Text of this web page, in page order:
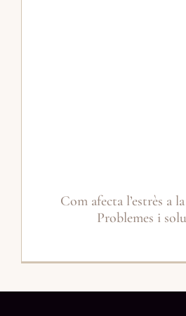
Com afecta l’estrès a
Problemes i